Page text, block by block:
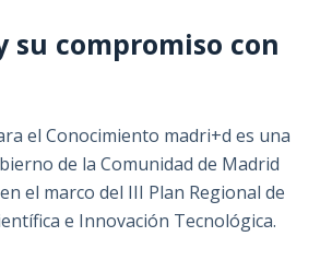
su compromiso con
el Conocimiento madri+d es una
de la Comunidad de Madrid
el marco del III Plan Regional de
e Innovación Tecnológica.